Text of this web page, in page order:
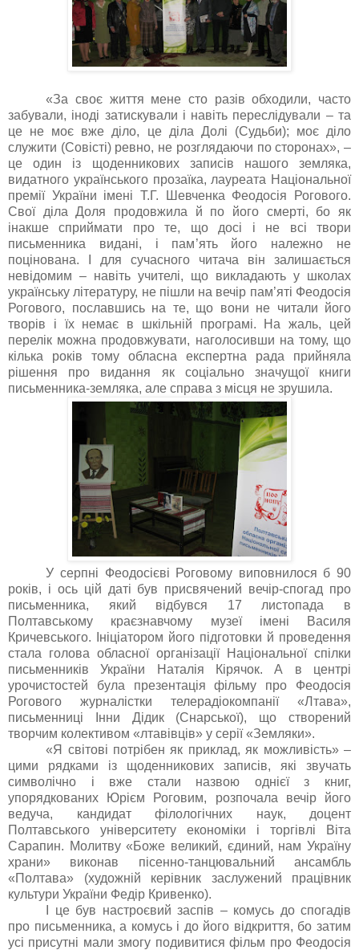
«За своє життя мене сто разів обходили, часто
забували, іноді затискували і навіть переслідували – та
це не моє вже діло, це діла Долі (Судьби); моє діло
служити (Совісті) ревно, не розглядаючи по сторонах», –
це один із щоденникових записів нашого земляка,
видатного українського прозаїка, лауреата Національної
премії України імені Т.Г. Шевченка Феодосія Рогового.
Свої діла Доля продовжила й по його смерті, бо як
інакше сприймати про те, що досі і не всі твори
письменника видані, і пам’ять його належно не
поцінована. І для сучасного читача він залишається
невідомим – навіть учителі, що викладають у школах
українську літературу, не пішли на вечір пам’яті Феодосія
Рогового, пославшись на те, що вони не читали його
творів і їх немає в шкільній програмі. На жаль, цей
перелік можна продовжувати, наголосивши на тому, що
кілька років тому
обласна експертна рада прийняла
рішення про видання як соціально значущої книги
письменника-земляка, але справа з місця не зрушила.
У серпні Феодосієві Роговому виповнилося б 90
років, і ось цій даті був присвячений вечір-спогад про
письменника, який відбувся 17 листопада в
Полтавському краєзнавчому музеї імені Василя
Кричевського. Ініціатором його підготовки й проведення
стала голова обласної організації Національної спілки
письменників України Наталія Кірячок. А в центрі
урочистостей була презентація фільму про Феодосія
Рогового журналістки телерадіокомпанії «Лтава»,
письменниці Інни Дідик (Снарської), що створений
творчим колективом «лтавівців» у серії «Земляки».
«Я світові потрібен як приклад, як можливість» –
цими рядками із щоденникових записів, які звучать
символічно і вже стали назвою однієї з книг,
упорядкованих Юрієм Роговим, розпочала вечір його
ведуча, кандидат філологічних наук, доцент
Полтавського університету економіки і торгівлі Віта
Сарапин. Молитву«Боже великий, єдиний, нам Україну
храни» виконав пісенно-танцювальний ансамбль
«Полтава» (художній керівник заслужений працівник
культури України Федір Кривенко).
І це був настроєвий заспів – комусь до спогадів
про письменника, а комусь і до його відкриття, бо затим
усі присутні мали змогу подивитися фільм про Феодосія